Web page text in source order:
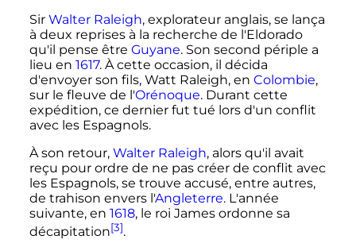
Sir Walter Raleigh, explorateur anglais, se lança
à deux reprises à la recherche de l'Eldorado
qu'il pense être Guyane. Son second périple a
lieu en 1617. À cette occasion, il décida
d'envoyer son fils, Watt Raleigh, en Colombie,
sur le fleuve de l'Orénoque. Durant cette
expédition, ce dernier fut tué lors d'un conflit
avec les Espagnols.
À son retour, Walter Raleigh, alors qu'il avait
reçu pour ordre de ne pas créer de conflit avec
les Espagnols, se trouve accusé, entre autres,
de trahison envers l'Angleterre. L'année
suivante, en 1618, le roi James ordonne sa
décapitation[3].